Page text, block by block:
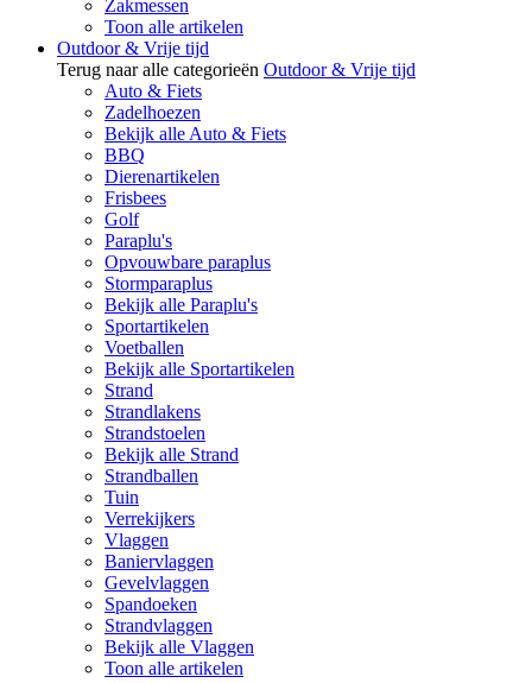
Zakmessen
Toon alle artikelen
Outdoor & Vrije tijd
Terug naar alle categorieën Outdoor & Vrije tijd
Auto & Fiets
Zadelhoezen
Bekijk alle Auto & Fiets
BBQ
Dierenartikelen
Frisbees
Golf
Paraplu's
Opvouwbare paraplus
Stormparaplus
Bekijk alle Paraplu's
Sportartikelen
Voetballen
Bekijk alle Sportartikelen
Strand
Strandlakens
Strandstoelen
Bekijk alle Strand
Strandballen
Tuin
Verrekijkers
Vlaggen
Baniervlaggen
Gevelvlaggen
Spandoeken
Strandvlaggen
Bekijk alle Vlaggen
Toon alle artikelen